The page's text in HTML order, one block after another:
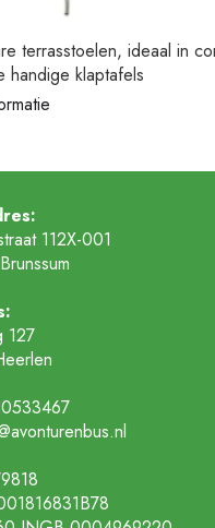
terrasstoelen, ideaal in
handige klaptafels
112X-001
127